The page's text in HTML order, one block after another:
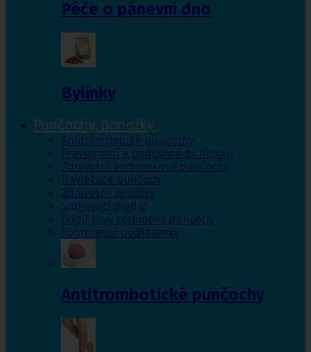
Péče o pánevní dno
Bylinky
Punčochy, ponožky
Antitrombotické punčochy
Preventivní a podpůrné punčochy
Zdravotní kompresivní punčochy
Navlékače punčoch
Zdravotní ponožky
Stahovací prádlo
Doplňkový sortiment punčoch
Kompresní podkolenky
Antitrombotické punčochy